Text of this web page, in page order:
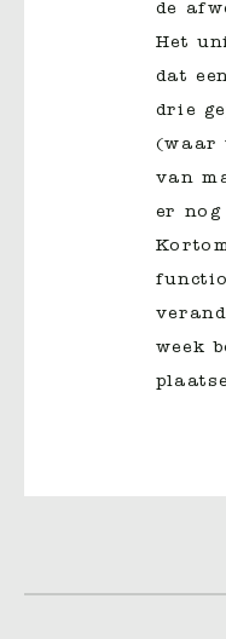
de
Het
dat
drie
(waar
van
er nog
week